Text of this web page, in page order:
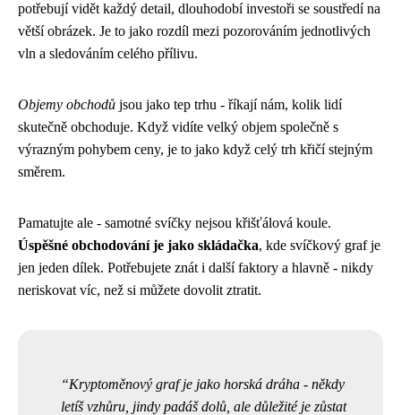
potřebují vidět každý detail, dlouhodobí investoři se soustředí na
větší obrázek. Je to jako rozdíl mezi pozorováním jednotlivých
vln a sledováním celého přílivu.
Objemy obchodů jsou jako tep trhu - říkají nám, kolik lidí
skutečně obchoduje. Když vidíte velký objem společně s
výrazným pohybem ceny, je to jako když celý trh křičí stejným
směrem.
Pamatujte ale - samotné svíčky nejsou křišťálová koule.
Úspěšné obchodování je jako skládačka, kde svíčkový graf je
jen jeden dílek. Potřebujete znát i další faktory a hlavně - nikdy
neriskovat víc, než si můžete dovolit ztratit.
Kryptoměnový graf je jako horská dráha - někdy
letíš vzhůru, jindy padáš dolů, ale důležité je zůstat